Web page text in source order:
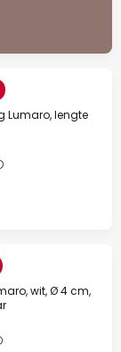
Lumaro, lengte
wit, Ø 4 cm,